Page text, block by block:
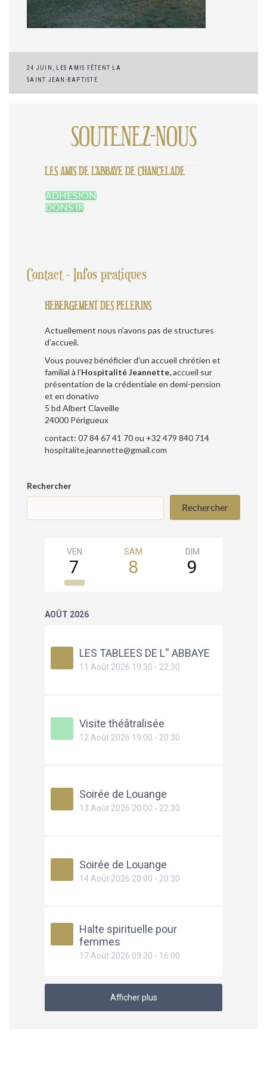
Navigation
de
24 JUIN, LES AMIS FÊTENT LA
SAINT JEAN-BAPTISTE
SOUTENEZ-NOUS
LES AMIS DE L'ABBAYE DE CHANCELADE
ADHESION
DONS IR
Contact - Infos pratiques
HEBERGEMENT DES PELERINS
Actuellement nous n’avons pas de structures
d’accueil.
Vous pouvez bénéficier d’un accueil chrétien et
familial à l’Hospitalité Jeannette,accueil sur
présentation de la crédentiale en demi-pension
et en donativo
5 bd Albert Claveille
24000 Périgueux
contact: 07 84 67 41 70 ou +32 479 840 714
hospitalite.jeannette@gmail.com
Rechercher
Rechercher
VEN
7
SAM
8
DIM
9
AOÛT 2026
LES TABLEES DE L'' ABBAYE
11 Août 2026 19:30 - 22:30
Visite théâtralisée
12 Août 2026 19:00 - 20:30
Soirée de Louange
13 Août 2026 20:00 - 22:30
Soirée de Louange
14 Août 2026 20:00 - 20:30
Halte spirituelle pour
femmes
17 Août 2026 09:30 - 16:00
Afficher plus